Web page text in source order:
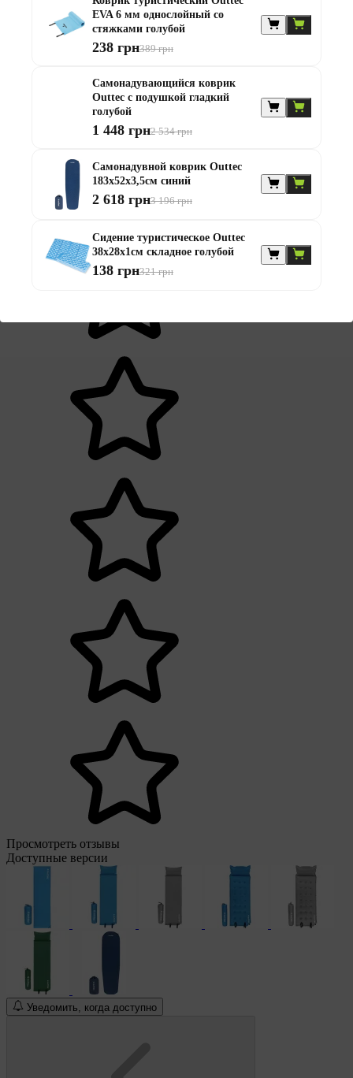
Самонадувающийся коврик
Outtec 180х53х4см гладкий O-
666573 Серый
Просмотреть отзывы
Доступные версии
Уведомить, когда доступно
EVA 6 мм однослойный со
стяжками голубой
238 грн389 грн
Самонадувающийся коврик
Outtec с подушкой гладкий
голубой
1 448 грн2 534 грн
Самонадувной коврик Outtec
183x52x3,5см синий
2 618 грн3 196 грн
Сидение туристическое Outtec
38x28x1см складное голубой
138 грн321 грн